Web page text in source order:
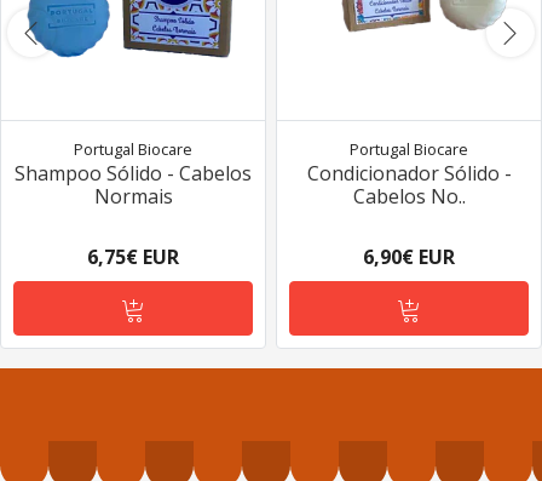
Portugal Biocare
Shampoo Sólido - Cabelos
Normais
6,75€ EUR
Portugal Biocare
Condicionador Sólido -
Cabelos No..
6,90€ EUR